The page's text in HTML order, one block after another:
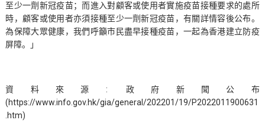
至少一劑新冠疫苗；而進入對顧客或使用者實施疫苗接種要求的處所
時，顧客或使用者亦須接種至少一劑新冠疫苗，有關詳情容後公布。
為保障大眾健康，我們呼籲市民盡早接種疫苗，一起為香港建立防疫
屏障。」
資料來源: 政府新聞公布
(https://www.info.gov.hk/gia/general/202201/19/P2022011900631
.htm)